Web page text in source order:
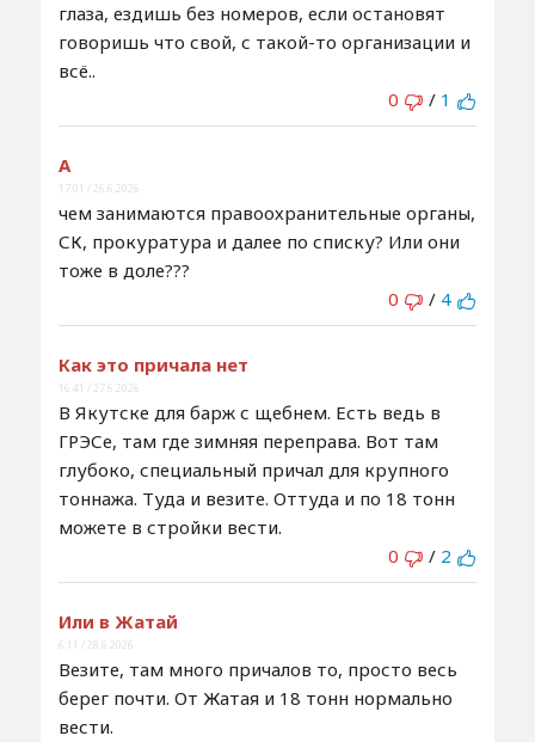
глаза, ездишь без номеров, если остановят
говоришь что свой, с такой-то организации и
всё..
0
/ 1
А
17:01 / 26.6.2026
чем занимаются правоохранительные органы,
СК, прокуратура и далее по списку? Или они
тоже в доле???
0
/ 4
Как это причала нет
16:41 / 27.6.2026
В Якутске для барж с щебнем. Есть ведь в
ГРЭСе, там где зимняя переправа. Вот там
глубоко, специальный причал для крупного
тоннажа. Туда и везите. Оттуда и по 18 тонн
можете в стройки вести.
0
/ 2
Или в Жатай
6:11 / 28.6.2026
Везите, там много причалов то, просто весь
берег почти. От Жатая и 18 тонн нормально
вести.